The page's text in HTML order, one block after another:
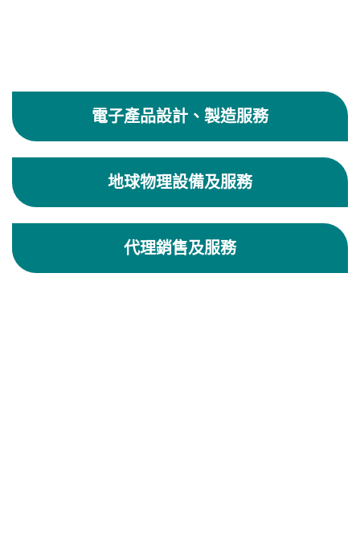
電子產品設計、製造服務
地球物理設備及服務
代理銷售及服務